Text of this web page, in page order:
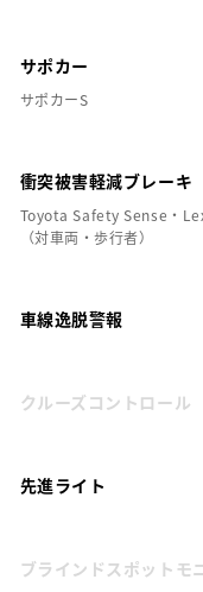
サポカー
サポカーS
衝突被害軽減ブレーキ
Toyota Safety Sense・
（対車両・歩行者）
車線逸脱警報
クルーズコントロール
先進ライト
ブラインドスポットモ